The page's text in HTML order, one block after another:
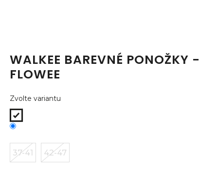
WALKEE BAREVNÉ PONOŽKY -
FLOWEE
Zvolte variantu
37-41 42-47
?
D
o